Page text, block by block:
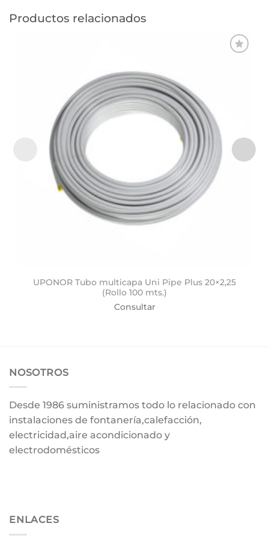
Productos relacionados
UPONOR Tubo multicapa Uni Pipe Plus 20×2,25
(Rollo 100 mts.)
Consultar
NOSOTROS
Desde 1986 suministramos todo lo relacionado con
instalaciones de fontanería,calefacción,
electricidad,aire acondicionado y
electrodomésticos
ENLACES